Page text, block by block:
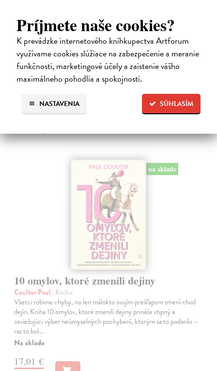
Príjmete naše cookies?
K prevádzke internetového kníhkupectva Artforum
využívame cookies slúžiace na zabezpečenie a meranie
funkčnosti, marketingové účely a zaistenie vášho
maximálneho pohodlia a spokojnosti.
SÚHLASÍM
NASTAVENIA
Chlapec kometa
Cogitore Baptiste| Kniha
Neuvěřitelný příběh mladičkého „básníka z Terezína“ Hanuše
Hachenburga (1929–1944). Baptiste Cogitore jemně, s velkou
empatií proniká do krátkého, pohnutého a přitom bohatého života
židovského chlapce…
16,38 €
na sklade
10 omylov, ktoré zmenili dejiny
Coulter Paul | Kniha
Všetci robíme chyby, no len málokto svojím prešľapom zmení chod
dejín. Kniha 10 omylov, ktoré zmenili dejiny prináša vtipný a
osviežujúci výber neúmyselných pochybení, ktorým sa to podarilo –
raz to bol…
Na sklade
17,01 €